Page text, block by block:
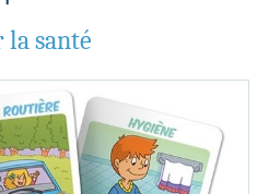
la santé